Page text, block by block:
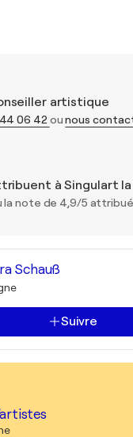
artistique
06 42 ounous
à Singulart
la note de 4,9/5
Schauß
Suivre